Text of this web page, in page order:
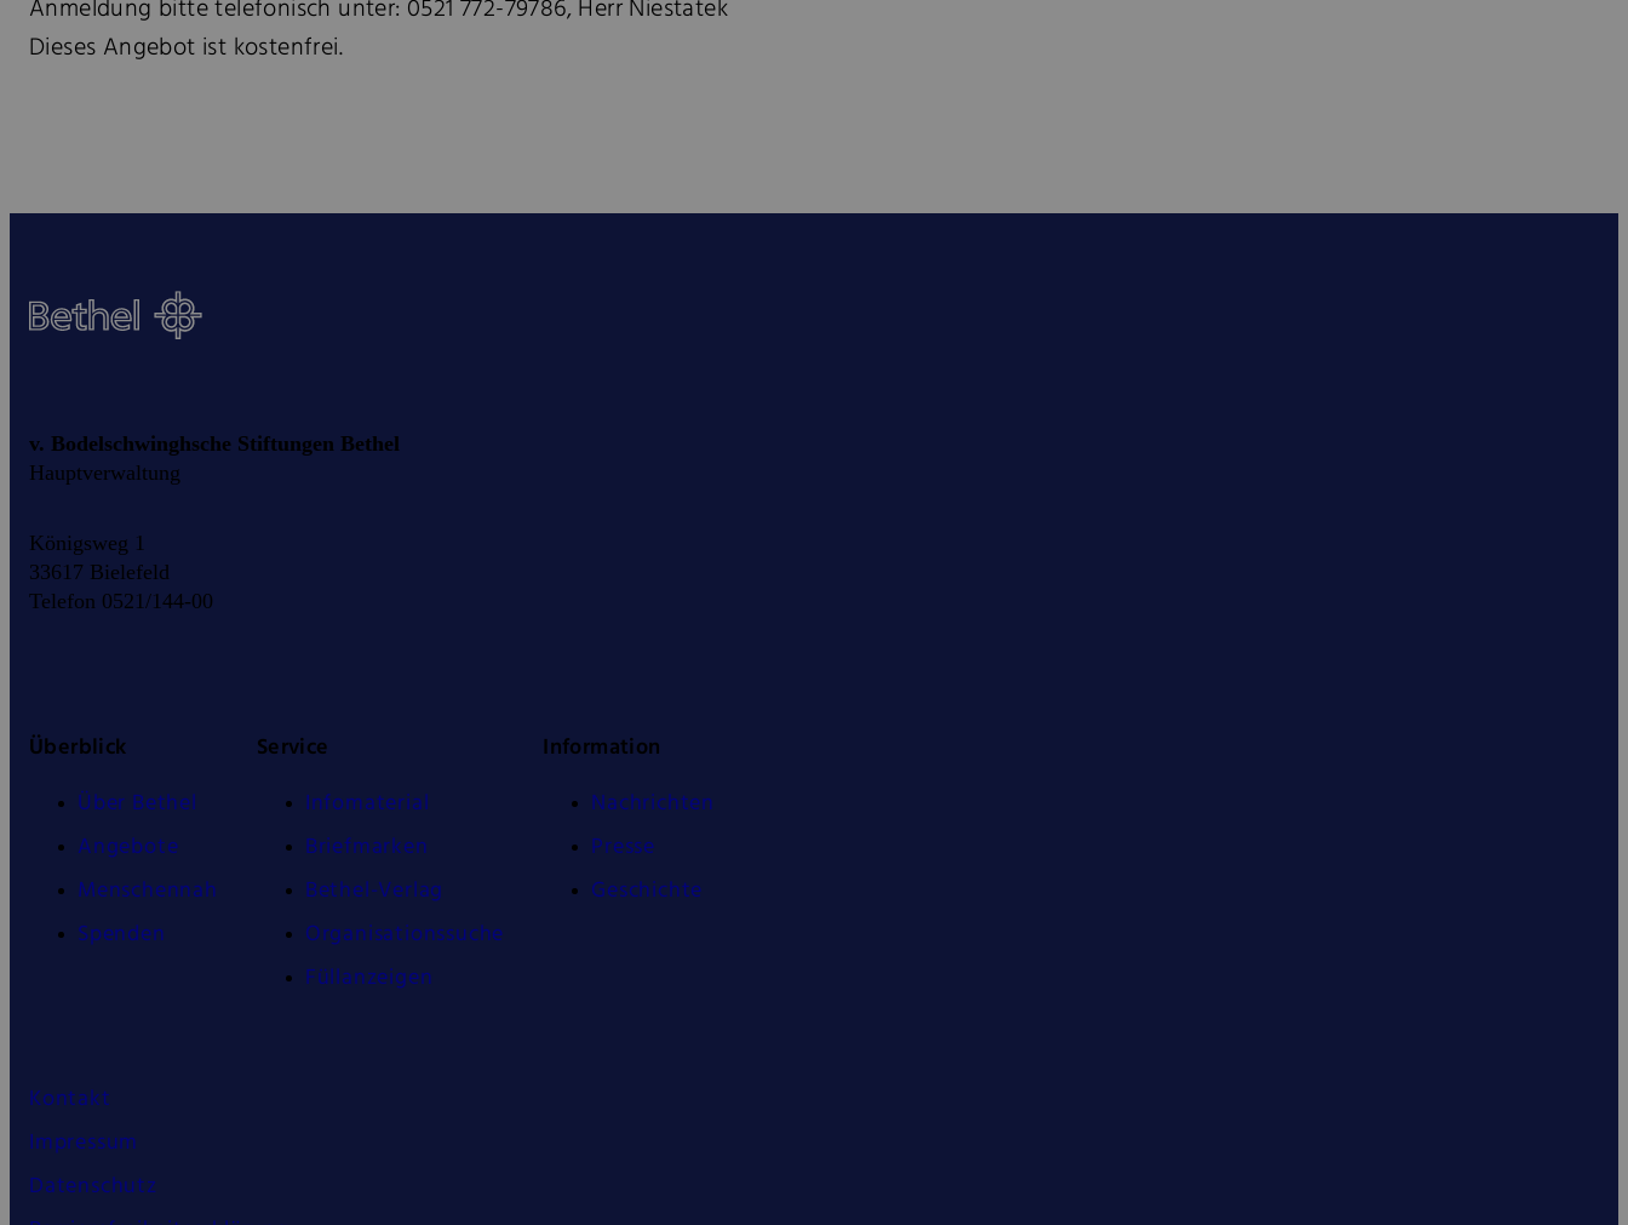
Anmeldung bitte telefonisch unter: 0521 772-79786, Herr Niestatek
Dieses Angebot ist kostenfrei.
v. Bodelschwinghsche Stiftungen Bethel
Hauptverwaltung
Königsweg 1
33617 Bielefeld
Telefon 0521/144-00
Überblick
Über Bethel
Angebote
Menschennah
Spenden
Service
Infomaterial
Briefmarken
Bethel-Verlag
Organisationssuche
Füllanzeigen
Information
Nachrichten
Presse
Geschichte
Kontakt
Impressum
Datenschutz